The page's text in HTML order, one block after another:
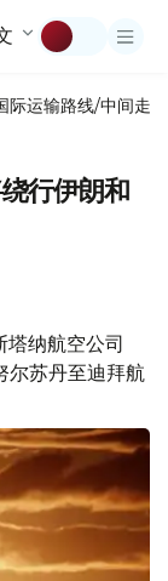
际运输路线/中间走廊
行伊朗和
塔纳航空公司
尔苏丹至迪拜航